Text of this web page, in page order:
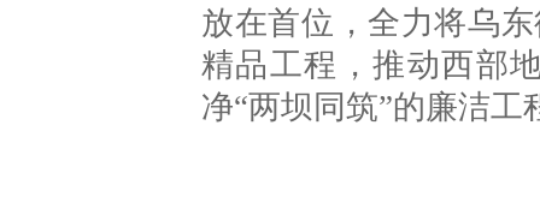
放在首位，全力将乌
精品工程，推动西部
净“两坝同筑”的廉洁工